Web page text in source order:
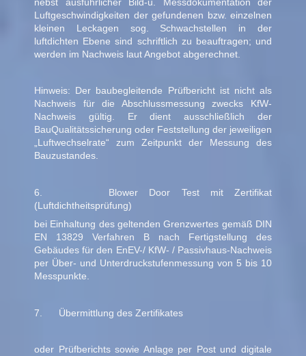
Luftgeschwindigkeiten der gefundenen bzw. einzelnen
kleinen Leckagen sog. Schwachstellen in der
luftdichten Ebene sind schriftlich zu beauftragen; und
werden im Nachweis laut Angebot abgerechnet.
Hinweis: Der baubegleitende Prüfbericht ist nicht als
Nachweis für die Abschlussmessung zwecks KfW-
Nachweis gültig. Er dient ausschließlich der
BauQualitätssicherung oder Feststellung der jeweiligen
„Luftwechselrate“ zum Zeitpunkt der Messung des
Bauzustandes.
6. Blower Door Test mit Zertifikat
(Luftdichtheitsprüfung)
bei Einhaltung des geltenden Grenzwertes gemäß DIN
EN 13829 Verfahren B nach Fertigstellung des
Gebäudes für den EnEV-/ KfW- / Passivhaus-Nachweis
per Über- und Unterdruckstufenmessung von 5 bis 10
Messpunkte.
7. Übermittlung des Zertifikates
oder Prüfberichts sowie Anlage per Post und digitale